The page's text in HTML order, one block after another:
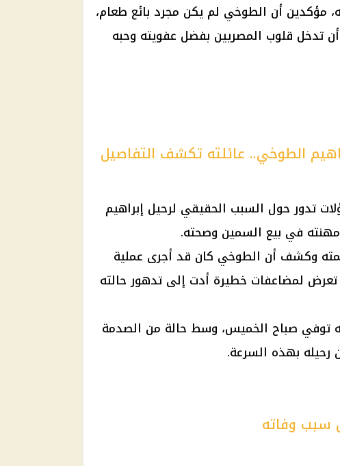
مؤكدين أن الطوخي لم يكن مجرد بائع طعام،
تدخل قلوب المصريين بفضل عفويته وحبه
الطوخي.. عائلته تكشف التفاصيل
تدور حول السبب الحقيقي لرحيل إبراهيم
في بيع السمين وصحته.
وكشف أن الطوخي كان قد أجرى عملية
تعرض لمضاعفات خطيرة أدت إلى تدهور حالته
أنه توفي صباح الخميس، وسط حالة من الصدمة
رحيله بهذه السرعة.
سبب وفاته